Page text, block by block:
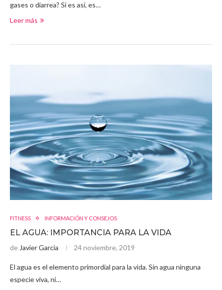
gases o diarrea? Si es así, es…
Leer más
FITNESS INFORMACIÓN Y CONSEJOS
EL AGUA: IMPORTANCIA PARA LA VIDA
de Javier Garcia 24 noviembre, 2019
El agua es el elemento primordial para la vida. Sin agua ninguna
especie viva, ni…